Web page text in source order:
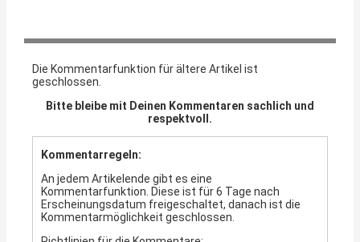
Die Kommentarfunktion für ältere Artikel ist
geschlossen.
Bitte bleibe mit Deinen Kommentaren sachlich und
respektvoll.
Kommentarregeln:
An jedem Artikelende gibt es eine
Kommentarfunktion. Diese ist für 6 Tage nach
Erscheinungsdatum freigeschaltet, danach ist die
Kommentarmöglichkeit geschlossen.